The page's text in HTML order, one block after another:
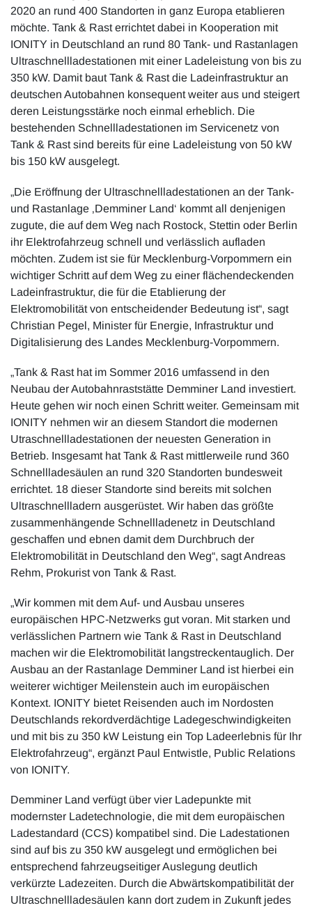
2020 an rund 400 Standorten in ganz Europa etablieren
möchte. Tank & Rast errichtet dabei in Kooperation mit
IONITY in Deutschland an rund 80 Tank- und Rastanlagen
Ultraschnellladestationen mit einer Ladeleistung von bis zu
350 kW. Damit baut Tank & Rast die Ladeinfrastruktur an
deutschen Autobahnen konsequent weiter aus und steigert
deren Leistungsstärke noch einmal erheblich. Die
bestehenden Schnellladestationen im Servicenetz von
Tank & Rast sind bereits für eine Ladeleistung von 50 kW
bis 150 kW ausgelegt.
„Die Eröffnung der Ultraschnellladestationen an der Tank-
und Rastanlage ‚Demminer Land‘ kommt all denjenigen
zugute, die auf dem Weg nach Rostock, Stettin oder Berlin
ihr Elektrofahrzeug schnell und verlässlich aufladen
möchten. Zudem ist sie für Mecklenburg-Vorpommern ein
wichtiger Schritt auf dem Weg zu einer flächendeckenden
Ladeinfrastruktur, die für die Etablierung der
Elektromobilität von entscheidender Bedeutung ist“, sagt
Christian Pegel, Minister für Energie, Infrastruktur und
Digitalisierung des Landes Mecklenburg-Vorpommern.
„Tank & Rast hat im Sommer 2016 umfassend in den
Neubau der Autobahnraststätte Demminer Land investiert.
Heute gehen wir noch einen Schritt weiter. Gemeinsam mit
IONITY nehmen wir an diesem Standort die modernen
Utraschnellladestationen der neuesten Generation in
Betrieb. Insgesamt hat Tank & Rast mittlerweile rund 360
Schnellladesäulen an rund 320 Standorten bundesweit
errichtet. 18 dieser Standorte sind bereits mit solchen
Ultraschnellladern ausgerüstet. Wir haben das größte
zusammenhängende Schnellladenetz in Deutschland
geschaffen und ebnen damit dem Durchbruch der
Elektromobilität in Deutschland den Weg“, sagt Andreas
Rehm, Prokurist von Tank & Rast.
„Wir kommen mit dem Auf- und Ausbau unseres
europäischen HPC-Netzwerks gut voran. Mit starken und
verlässlichen Partnern wie Tank & Rast in Deutschland
machen wir die Elektromobilität langstreckentauglich. Der
Ausbau an der Rastanlage Demminer Land ist hierbei ein
weiterer wichtiger Meilenstein auch im europäischen
Kontext. IONITY bietet Reisenden auch im Nordosten
Deutschlands rekordverdächtige Ladegeschwindigkeiten
und mit bis zu 350 kW Leistung ein Top Ladeerlebnis für Ihr
Elektrofahrzeug“, ergänzt Paul Entwistle, Public Relations
von IONITY.
Demminer Land verfügt über vier Ladepunkte mit
modernster Ladetechnologie, die mit dem europäischen
Ladestandard (CCS) kompatibel sind. Die Ladestationen
sind auf bis zu 350 kW ausgelegt und ermöglichen bei
entsprechend fahrzeugseitiger Auslegung deutlich
verkürzte Ladezeiten. Durch die Abwärtskompatibilität der
Ultraschnellladesäulen kann dort zudem in Zukunft jedes